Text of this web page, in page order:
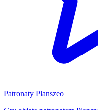
Patronaty Planszeo